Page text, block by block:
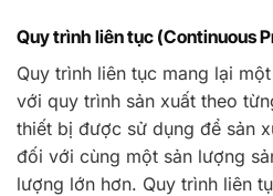
Quy trình liên tục (Continuous
Quy trình liên tục mang lại
với quy trình sản xuất theo
thiết bị được sử dụng để sản
đối với cùng một sản lượng
lượng lớn hơn. Quy trình liên